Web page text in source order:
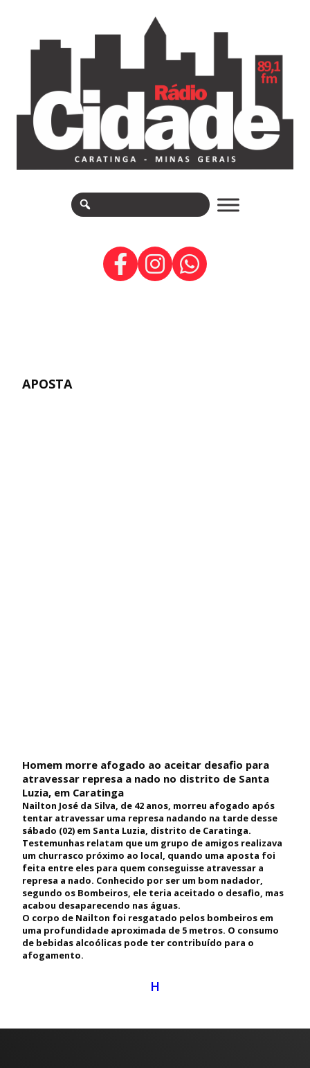
APOSTA
Homem morre afogado ao aceitar desafio para
atravessar represa a nado no distrito de Santa
Luzia, em Caratinga
Nailton José da Silva, de 42 anos, morreu afogado após
tentar atravessar uma represa nadando na tarde desse
sábado (02) em Santa Luzia, distrito de Caratinga.
Testemunhas relatam que um grupo de amigos realizava
um churrasco próximo ao local, quando uma aposta foi
feita entre eles para quem conseguisse atravessar a
represa a nado. Conhecido por ser um bom nadador,
segundo os Bombeiros, ele teria aceitado o desafio, mas
acabou desaparecendo nas águas.
O corpo de Nailton foi resgatado pelos bombeiros em
uma profundidade aproximada de 5 metros. O consumo
de bebidas alcoólicas pode ter contribuído para o
afogamento.
H